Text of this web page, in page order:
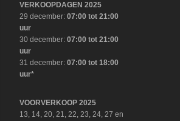
VERKOOPDAGEN 2025
29 december:07:00 tot 21:00
uur
30 december:07:00 tot 21:00
uur
31 december:07:00 tot 18:00
uur*
VOORVERKOOP 2025
13, 14, 20, 21, 22, 23, 24, 27 en